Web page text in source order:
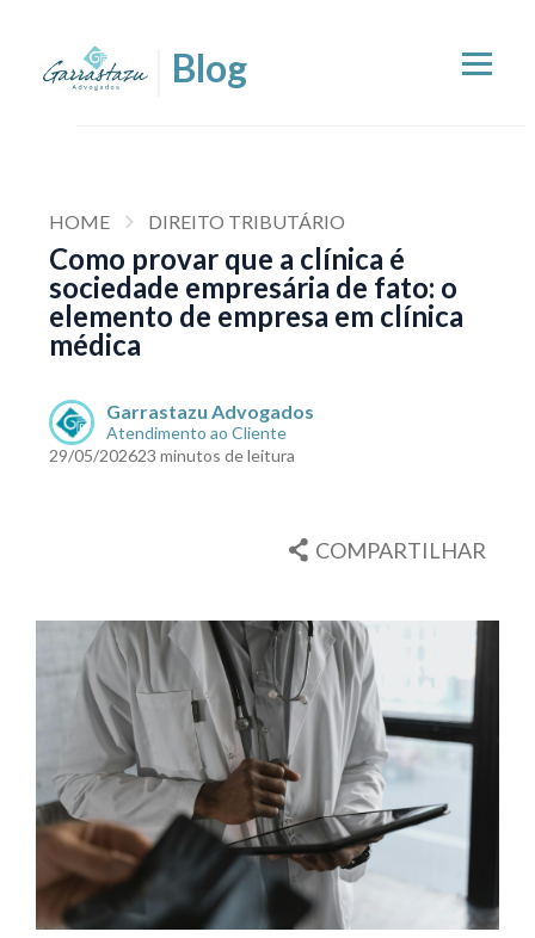
HOME DIREITO TRIBUTÁRIO
Como provar que a clínica é
sociedade empresária de fato: o
elemento de empresa em clínica
médica
Garrastazu Advogados
Atendimento ao Cliente
29/05/202623 minutos de leitura
COMPARTILHAR